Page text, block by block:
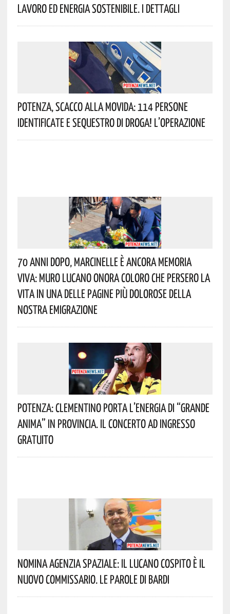
Lavoro Ed Energia Sostenibile. I Dettagli
Potenza, Scacco Alla Movida: 114 Persone
Identificate E Sequestro Di Droga! L’operazione
70 Anni Dopo, Marcinelle È Ancora Memoria
Viva: Muro Lucano Onora Coloro Che Persero La
Vita In Una Delle Pagine Più Dolorose Della
Nostra Emigrazione
Potenza: Clementino Porta L’energia Di “Grande
Anima” In Provincia. Il Concerto Ad Ingresso
Gratuito
Nomina Agenzia Spaziale: Il Lucano Cospito È Il
Nuovo Commissario. Le Parole Di Bardi